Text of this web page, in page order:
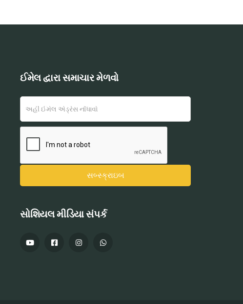
ઈમેલ દ્વારા સમાચાર મેળવો
સોશિયલ મીડિયા સંપર્ક